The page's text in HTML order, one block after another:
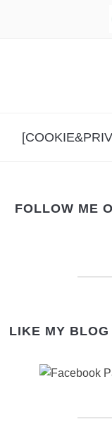
FOLLOW ME
LIKE MY